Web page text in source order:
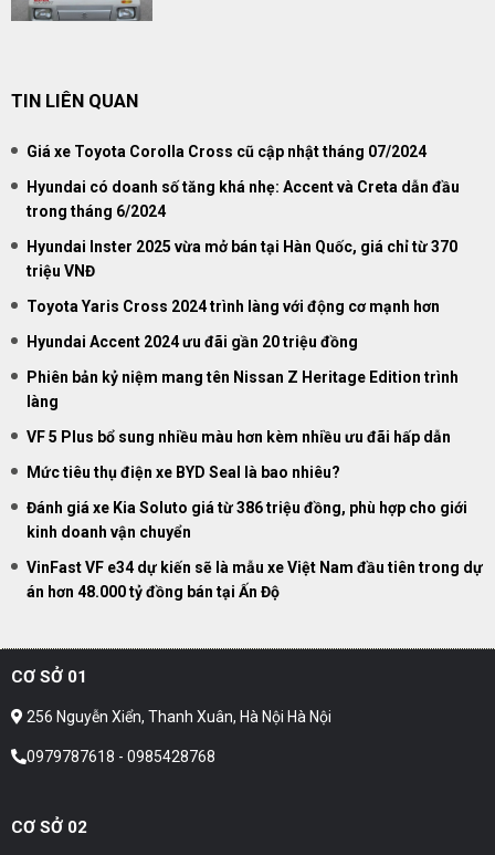
TIN LIÊN QUAN
Giá xe Toyota Corolla Cross cũ cập nhật tháng 07/2024
Hyundai có doanh số tăng khá nhẹ: Accent và Creta dẫn đầu
trong tháng 6/2024
Hyundai Inster 2025 vừa mở bán tại Hàn Quốc, giá chỉ từ 370
triệu VNĐ
Toyota Yaris Cross 2024 trình làng với động cơ mạnh hơn
Hyundai Accent 2024 ưu đãi gần 20 triệu đồng
Phiên bản kỷ niệm mang tên Nissan Z Heritage Edition trình
làng
VF 5 Plus bổ sung nhiều màu hơn kèm nhiều ưu đãi hấp dẫn
Mức tiêu thụ điện xe BYD Seal là bao nhiêu?
Đánh giá xe Kia Soluto giá từ 386 triệu đồng, phù hợp cho giới
kinh doanh vận chuyển
VinFast VF e34 dự kiến sẽ là mẫu xe Việt Nam đầu tiên trong dự
án hơn 48.000 tỷ đồng bán tại Ấn Độ
CƠ SỞ 01
256 Nguyễn Xiển, Thanh Xuân, Hà Nội Hà Nội
0979787618 - 0985428768
CƠ SỞ 02